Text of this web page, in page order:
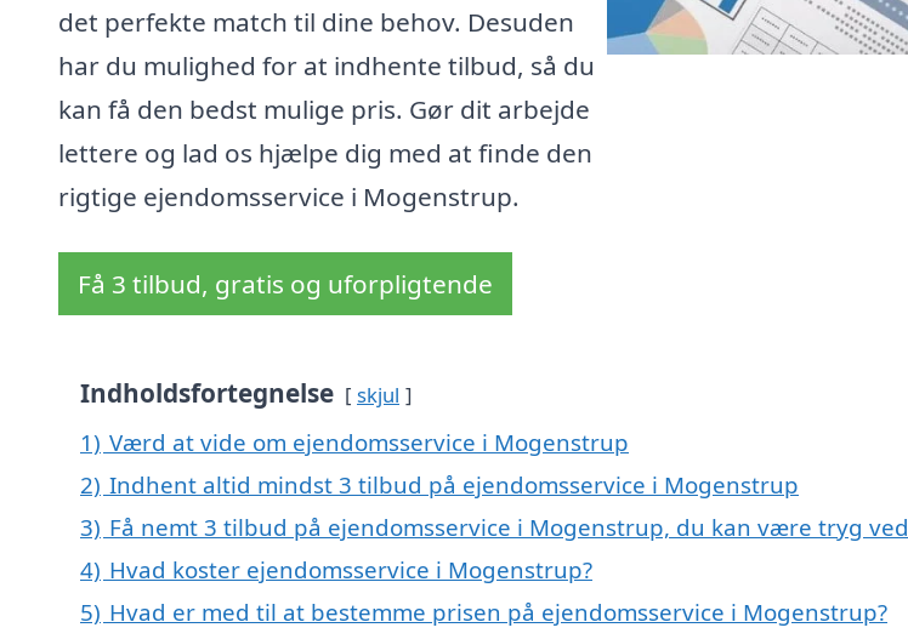
det perfekte match til dine behov. Desuden
har du mulighed for at indhente tilbud, så du
kan få den bedst mulige pris. Gør dit arbejde
lettere og lad os hjælpe dig med at finde den
rigtige ejendomsservice i Mogenstrup.
Få 3 tilbud, gratis og uforpligtende
Indholdsfortegnelse skjul
1) Værd at vide om ejendomsservice i Mogenstrup
2) Indhent altid mindst 3 tilbud på ejendomsservice i Mogenstrup
3) Få nemt 3 tilbud på ejendomsservice i Mogenstrup, du kan være tryg ved
4) Hvad koster ejendomsservice i Mogenstrup?
5) Hvad er med til at bestemme prisen på ejendomsservice i Mogenstrup?